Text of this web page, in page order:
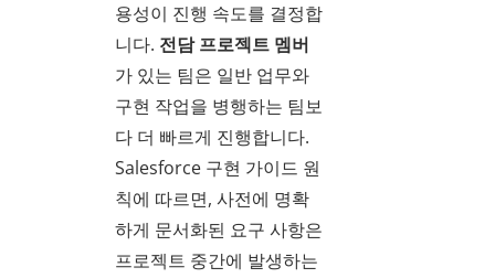
용성이 진행 속도를 결정합
니다. 전담 프로젝트 멤버
가 있는 팀은 일반 업무와
구현 작업을 병행하는 팀보
다 더 빠르게 진행합니다.
Salesforce 구현 가이드 원
칙에 따르면, 사전에 명확
하게 문서화된 요구 사항은
프로젝트 중간에 발생하는